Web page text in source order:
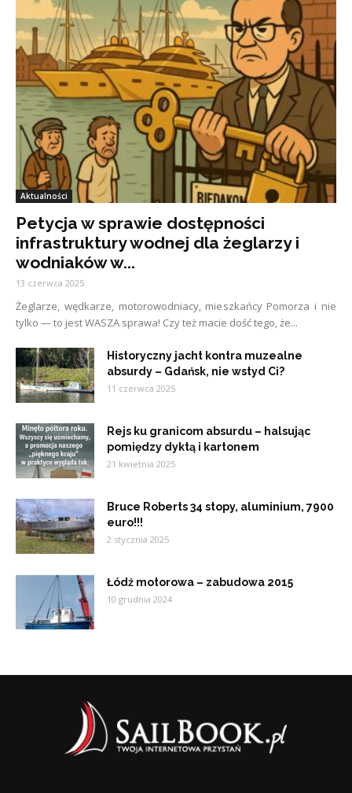
Aktualności
Petycja w sprawie dostępności
infrastruktury wodnej dla żeglarzy i
wodniaków w...
13 czerwca 2025
Żeglarze, wędkarze, motorowodniacy, mieszkańcy Pomorza i nie
tylko — to jest WASZA sprawa! Czy też macie dość tego, że...
Historyczny jacht kontra muzealne
absurdy – Gdańsk, nie wstyd Ci?
11 czerwca 2025
Rejs ku granicom absurdu – halsując
pomiędzy dyktą i kartonem
21 kwietnia 2025
Bruce Roberts 34 stopy, aluminium, 7900
euro!!!
2 stycznia 2025
Łódź motorowa – zabudowa 2015
10 grudnia 2024